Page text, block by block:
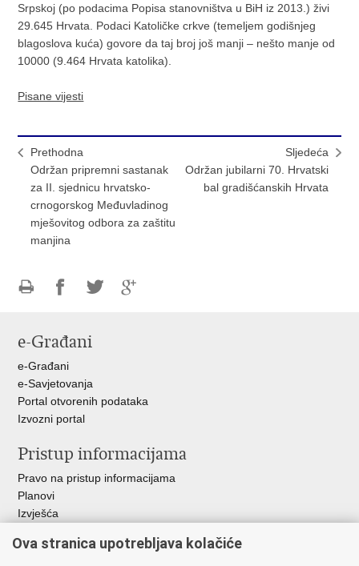
Srpskoj (po podacima Popisa stanovništva u BiH iz 2013.) živi
29.645 Hrvata. Podaci Katoličke crkve (temeljem godišnjeg
blagoslova kuća) govore da taj broj još manji – nešto manje od
10000 (9.464 Hrvata katolika).
Pisane vijesti
Prethodna
Održan pripremni sastanak
za II. sjednicu hrvatsko-
crnogorskog Međuvladinog
mješovitog odbora za zaštitu
manjina
Sljedeća
Održan jubilarni 70. Hrvatski
bal gradišćanskih Hrvata
FacebookuTwitteru
e-Građani
e-Građani
e-Savjetovanja
Portal otvorenih podataka
Izvozni portal
Pristup informacijama
Pravo na pristup informacijama
Planovi
Izvješća
Ova stranica upotrebljava kolačiće